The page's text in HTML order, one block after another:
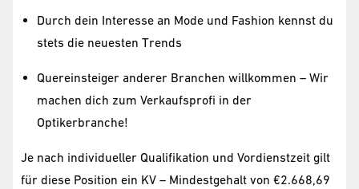
Durch dein Interesse an Mode und Fashion kennst du
stets die neuesten Trends
Quereinsteiger anderer Branchen willkommen – Wir
machen dich zum Verkaufsprofi in der
Optikerbranche!
Je nach individueller Qualifikation und Vordienstzeit gilt
für diese Position ein KV – Mindestgehalt von €2.668,69